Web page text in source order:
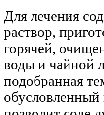
Для лечения
раствор,
горячей,
воды и чайной
подобранная
обусловленный